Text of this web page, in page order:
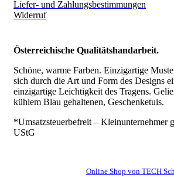
Liefer- und Zahlungsbestimmungen
Widerruf
Österreichische Qualitätshandarbeit.
Schöne, warme Farben. Einzigartige
sich durch die Art und Form des Designs
einzigartige Leichtigkeit des Tragens.
kühlem Blau gehaltenen, Geschenketuis.
*Umsatzsteuerbefreit – Kleinunternehmer
UStG
Online Shop von TECH